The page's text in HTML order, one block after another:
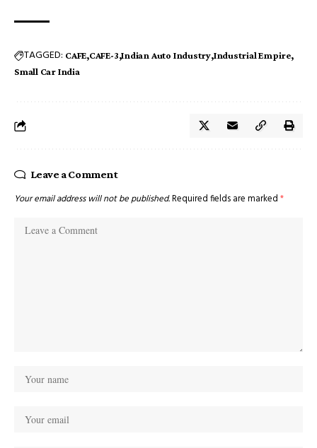
TAGGED: CAFE CAFE-3 Indian Auto Industry Industrial Empire
Small Car India
Leave a Comment
Your email address will not be published.Required fields are marked *